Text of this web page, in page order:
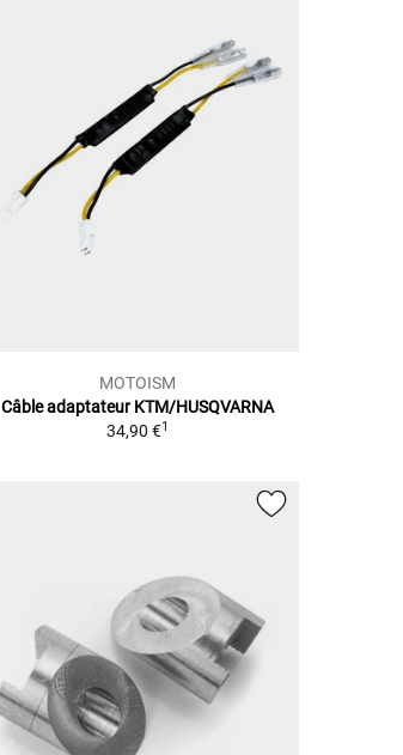
MOTOISM
Câble adaptateur KTM/HUSQVARNA
34,90 €1